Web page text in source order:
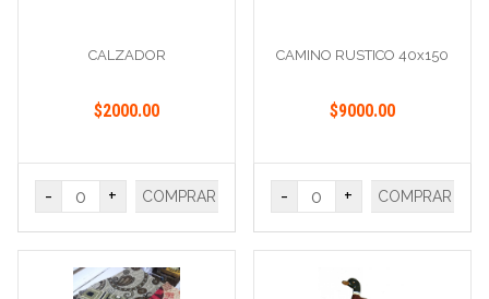
CALZADOR
$2000.00
- + COMPRAR
CAMINO RUSTICO 40x150
$9000.00
- + COMPRAR